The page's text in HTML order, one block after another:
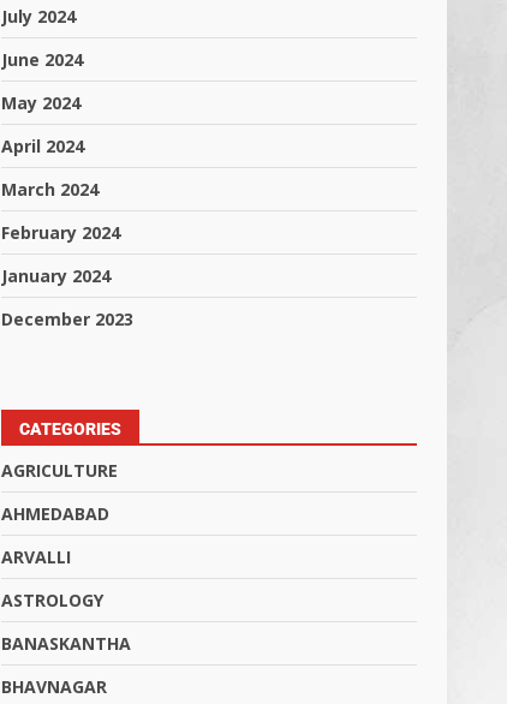
July 2024
June 2024
May 2024
April 2024
March 2024
February 2024
January 2024
December 2023
CATEGORIES
AGRICULTURE
AHMEDABAD
ARVALLI
ASTROLOGY
BANASKANTHA
BHAVNAGAR